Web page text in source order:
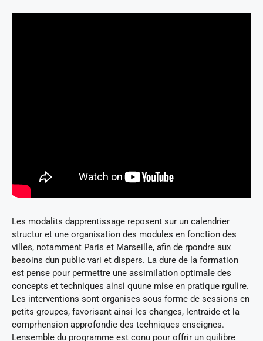
Les modalits dapprentissage reposent sur un calendrier
structur et une organisation des modules en fonction des
villes, notamment Paris et Marseille, afin de rpondre aux
besoins dun public vari et dispers. La dure de la formation
est pense pour permettre une assimilation optimale des
concepts et techniques ainsi quune mise en pratique rgulire.
Les interventions sont organises sous forme de sessions en
petits groupes, favorisant ainsi les changes, lentraide et la
comprhension approfondie des techniques enseignes.
Lensemble du programme est conu pour offrir un quilibre